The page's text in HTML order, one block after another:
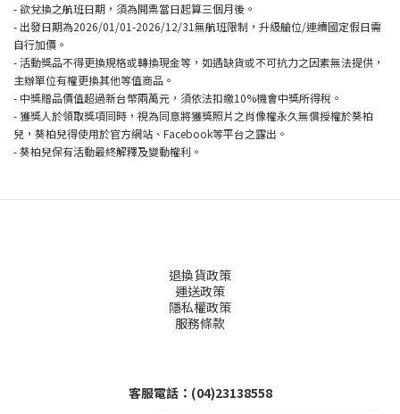
- 欲兌換之航班日期，須為開票當日起算三個月後。
- 出發日期為2026/01/01-2026/12/31無航班限制，升級艙位/連續國定假日需
自行加價。
- 活動獎品不得更換規格或轉換現金等，如遇缺貨或不可抗力之因素無法提供，
主辦單位有權更換其他等值商品。
- 中獎贈品價值超過新台幣兩萬元，須依法扣繳10%機會中獎所得稅。
- 獲獎人於領取獎項同時，視為同意將獲獎照片之肖像權永久無償授權於葵柏
兒，葵柏兒得使用於官方網站、Facebook等平台之露出。
- 葵柏兒保有活動最終解釋及變動權利。
退換貨政策
運送政策
隱私權政策
服務條款
客服電話：(04)23138558